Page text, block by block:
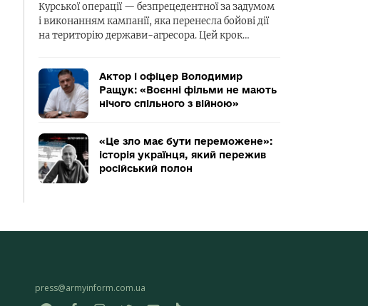
Курської операції — безпрецедентної за задумом
і виконанням кампанії, яка перенесла бойові дії
на територію держави-агресора. Цей крок…
Актор і офіцер Володимир
Ращук: «Воєнні фільми не мають
нічого спільного з війною»
«Це зло має бути переможене»:
історія українця, який пережив
російський полон
press@armyinform.com.ua